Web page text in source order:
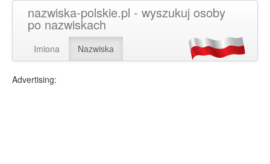
nazwiska-polskie.pl - wyszukuj osoby
po nazwiskach
Imiona Nazwiska
Advertising: